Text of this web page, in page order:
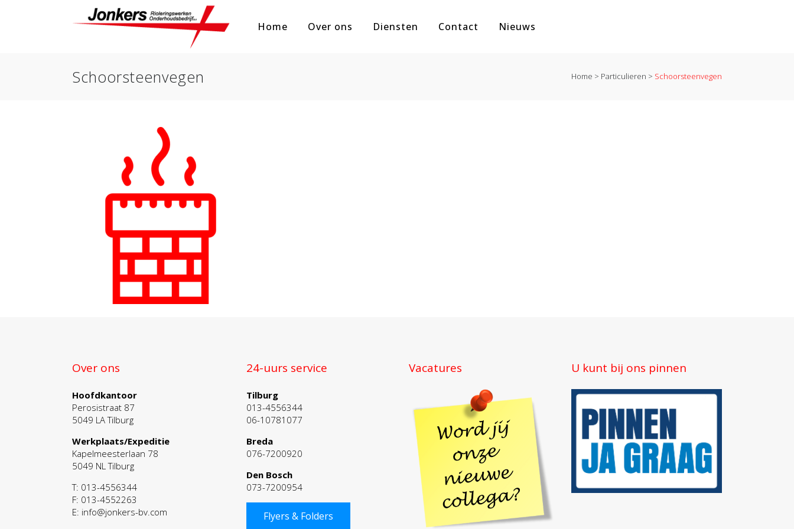
Home Over ons Diensten Contact Nieuws
Schoorsteenvegen Home > Particulieren > Schoorsteenvegen
Over ons
Hoofdkantoor
Perosistraat 87
5049 LA Tilburg
Werkplaats/Expeditie
Kapelmeesterlaan 78
5049 NL Tilburg
T: 013-4556344
F: 013-4552263
E: info@jonkers-bv.com
24-uurs service
Tilburg
013-4556344
06-10781077
Breda
076-7200920
Den Bosch
073-7200954
Flyers & Folders
Vacatures U kunt bij ons pinnen